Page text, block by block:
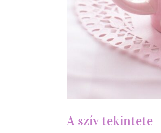
A szív tekintete